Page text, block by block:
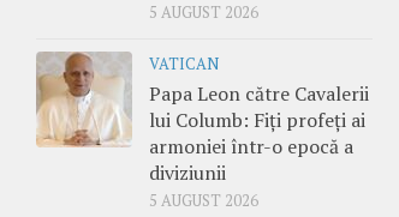
5 AUGUST 2026
VATICAN
Papa Leon către Cavalerii
lui Columb: Fiți profeți ai
armoniei într-o epocă a
diviziunii
5 AUGUST 2026